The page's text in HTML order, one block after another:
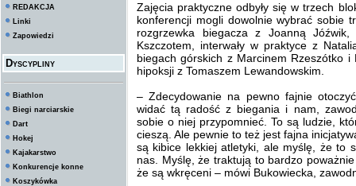
REDAKCJA
Linki
Zapowiedzi
Dyscypliny
Biathlon
Biegi narciarskie
Dart
Hokej
Kajakarstwo
Konkurencje konne
Koszykówka
Zajęcia praktyczne odbyły się w trzech
konferencji mogli dowolnie wybrać sobie
rozgrzewka biegacza z Joanną
Kszczotem, interwały w praktyce z
biegach górskich z Marcinem Rzeszótko
hipoksji z Tomaszem Lewandowskim.
– Zdecydowanie na pewno fajnie
widać tą radość z biegania i nam,
sobie o niej przypomnieć. To są ludzie,
cieszą. Ale pewnie to też jest fajna
są kibice lekkiej atletyki, ale myślę, że to
nas. Myślę, że traktują to bardzo
że są wkręceni – mówi Bukowiecka,